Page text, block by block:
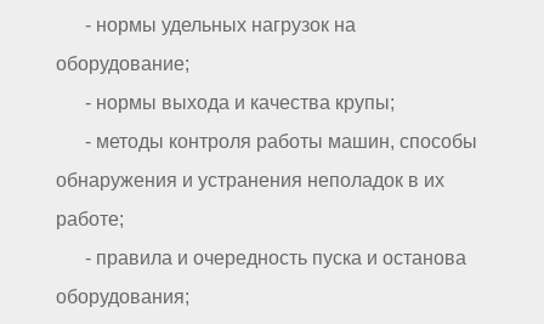
- нормы удельных нагрузок на
оборудование;
- нормы выхода и качества крупы;
- методы контроля работы машин, способы
обнаружения и устранения неполадок в их
работе;
- правила и очередность пуска и останова
оборудования;